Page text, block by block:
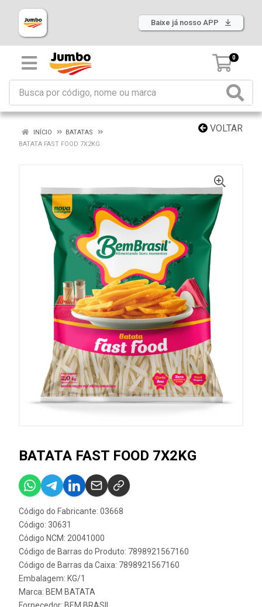
Baixe já nosso APP
0
VOLTAR
INÍCIO
BATATAS
BATATA FAST FOOD 7X2KG
BATATA FAST FOOD 7X2KG
Código do Fabricante: 03668
Código: 30631
Código NCM: 20041000
Código de Barras do Produto: 7898921567160
Código de Barras da Caixa: 7898921567160
Embalagem: KG/1
Marca: BEM BATATA